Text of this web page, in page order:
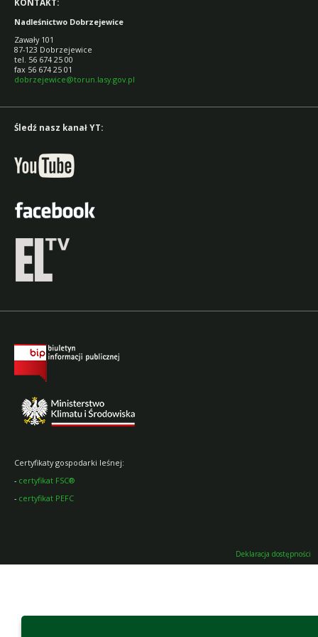
KONTAKT:
Nadleśnictwo Dobrzejewice
Zawały 101
87-123 Dobrzejewice
tel. 56 674 25 00
fax 56 674 25 01
dobrzejewice@torun.lasy.gov.pl
Śledź nasz kanał YT:
Certyfikaty gospodarki leśnej:
- certyfikat FSC®
- certyfikat PEFC
Deklaracja dostępności